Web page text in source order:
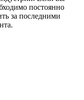
постоянно
за последними